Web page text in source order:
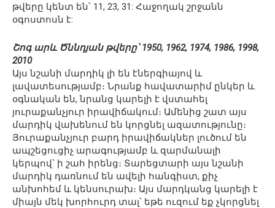
թվերը կենտ են՝ 11, 23, 31: Հաջողակ շրջանն
օգոստոսն է:
Շոգ արև Ծննդյան թվերը՝ 1950, 1962, 1974, 1986, 1998,
2010
Այս նշանի մարդիկ լի են էներգիայով և
լավատեսությամբ։ Նրանք հավատարիմ ընկեր և
օգնական են, նրանց կարելի է վստահել
յուրաքանչյուր իրավիճակում։ Ամենից շատ այս
մարդիկ վախենում են կորցնել ազատությունը։
Յուրաքանչյուր բարդ իրավիճակներ լուծում են
ապշեցուցիչ արագությամբ և զարմանալի
կերպով՝ ի շահ իրենց։ Տարեցտարի այս նշանի
մարդիկ դառնում են ավելի հանգիստ, քիչ
անխոհեմ և կենսուրախ։ Այս մարդկանց կարելի է
միայն մեկ խորհուրդ տալ՝ եթե ուզում եք չկորցնել